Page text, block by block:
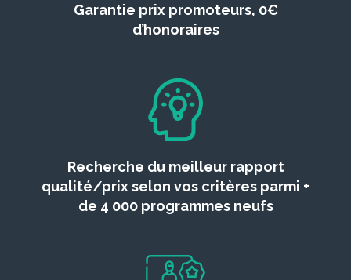
Garantie prix promoteurs, 0€
d’honoraires
Recherche du meilleur rapport
qualité/prix selon vos critères parmi +
de 4 000 programmes neufs